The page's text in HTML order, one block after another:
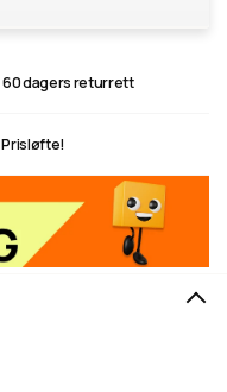
60 dagers returrett
Prisløfte!